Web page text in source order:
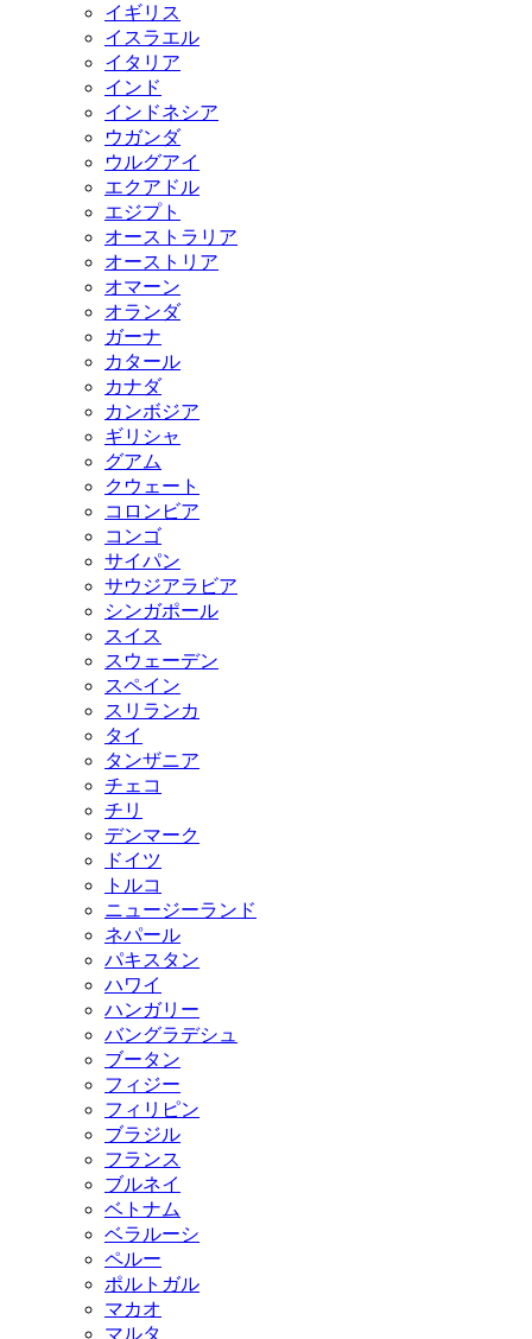
イギリス
イスラエル
イタリア
インド
インドネシア
ウガンダ
ウルグアイ
エクアドル
エジプト
オーストラリア
オーストリア
オマーン
オランダ
ガーナ
カタール
カナダ
カンボジア
ギリシャ
グアム
クウェート
コロンビア
コンゴ
サイパン
サウジアラビア
シンガポール
スイス
スウェーデン
スペイン
スリランカ
タイ
タンザニア
チェコ
チリ
デンマーク
ドイツ
トルコ
ニュージーランド
ネパール
パキスタン
ハワイ
ハンガリー
バングラデシュ
ブータン
フィジー
フィリピン
ブラジル
フランス
ブルネイ
ベトナム
ベラルーシ
ペルー
ポルトガル
マカオ
マルタ